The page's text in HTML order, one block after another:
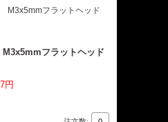
フラットヘッド
円